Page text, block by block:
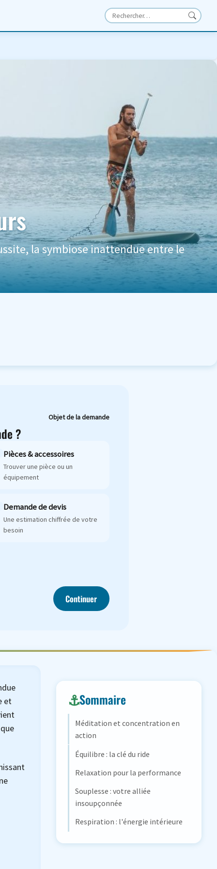
la symbiose inattendue entre le
Objet de la demande
?
Pièces & accessoires
Trouver une pièce ou un
équipement
Demande de devis
Une estimation chiffrée de votre
besoin
Continuer
et
Sommaire
Méditation et concentration en
action
Équilibre : la clé du ride
Relaxation pour la performance
Souplesse : votre alliée
insoupçonnée
Respiration : l'énergie intérieure